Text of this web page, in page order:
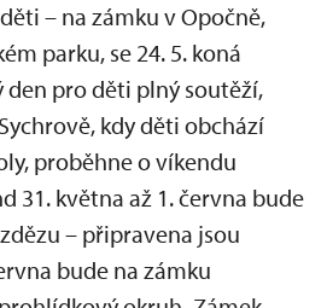
– na zámku v Opočně,
parku, se 24. 5. koná
pro děti plný soutěží,
kdy děti obchází
proběhne o víkendu
31. května až 1. června bude
– připravena jsou
bude na zámku